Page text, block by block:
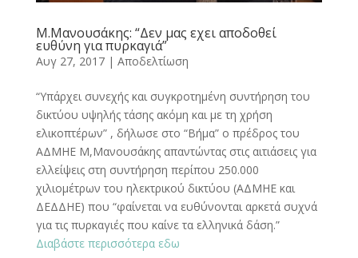
Μ.Μανουσάκης: “Δεν μας εχει αποδοθεί
ευθύνη για πυρκαγιά”
Αυγ 27, 2017| Αποδελτίωση
“Υπάρχει συνεχής και συγκροτημένη συντήρηση του
δικτύου υψηλής τάσης ακόμη και με τη χρήση
ελικοπτέρων” , δήλωσε στο “Βήμα” ο πρέδρος του
ΑΔΜΗΕ Μ,Μανουσάκης απαντώντας στις αιτιάσεις για
ελλείψεις στη συντήρηση περίπου 250.000
χιλιομέτρων του ηλεκτρικού δικτύου (ΑΔΜΗΕ και
ΔΕΔΔΗΕ) που “φαίνεται να ευθύνονται αρκετά συχνά
για τις πυρκαγιές που καίνε τα ελληνικά δάση.”
Διαβάστε περισσότερα εδω